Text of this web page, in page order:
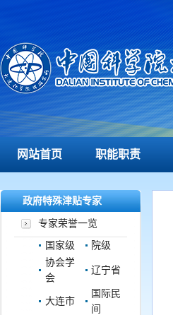
网站首页 职能职责
政府特殊津贴专家
专家荣誉一览
国家级
院级
协会学
会
辽宁省
大连市
国际民
间